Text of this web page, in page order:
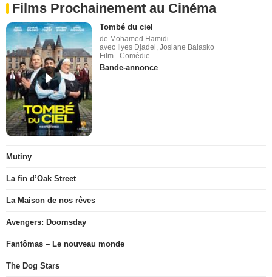
Films Prochainement au Cinéma
Tombé du ciel
de Mohamed Hamidi
avec Ilyes Djadel, Josiane Balasko
Film - Comédie
Bande-annonce
Mutiny
La fin d’Oak Street
La Maison de nos rêves
Avengers: Doomsday
Fantômas – Le nouveau monde
The Dog Stars